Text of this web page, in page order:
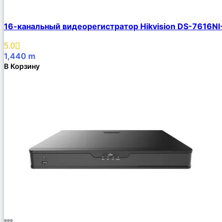
16-канальный видеорегистратор Hikvision DS-
5.0
1,440 m
В Корзину